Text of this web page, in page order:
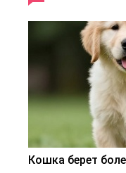
Кошка берет